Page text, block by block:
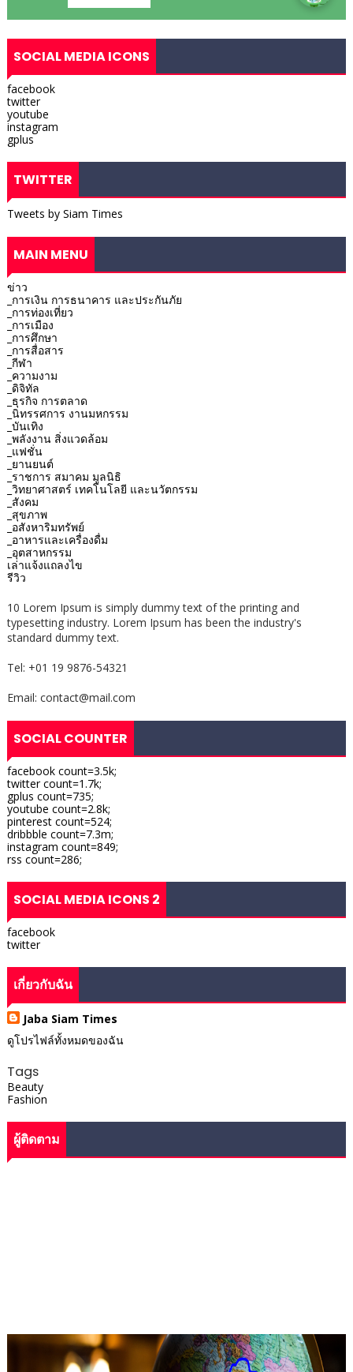
SOCIAL MEDIA ICONS
facebook
twitter
youtube
instagram
gplus
TWITTER
Tweets by Siam Times
MAIN MENU
ข่าว
_การเงิน การธนาคาร และประกันภัย
_การท่องเที่ยว
_การเมือง
_การศึกษา
_การสื่อสาร
_กีฬา
_ความงาม
_ดิจิทัล
_ธุรกิจ การตลาด
_นิทรรศการ งานมหกรรม
_บันเทิง
_พลังงาน สิ่งแวดล้อม
_แฟชั่น
_ยานยนต์
_ราชการ สมาคม มูลนิธิ
_วิทยาศาสตร์ เทคโนโลยี และนวัตกรรม
_สังคม
_สุขภาพ
_อสังหาริมทรัพย์
_อาหารและเครื่องดื่ม
_อุตสาหกรรม
เล่าแจ้งแถลงไข
รีวิว
10 Lorem Ipsum is simply dummy text of the printing and
typesetting industry. Lorem Ipsum has been the industry's
standard dummy text.
Tel: +01 19 9876-54321
Email: contact@mail.com
SOCIAL COUNTER
facebook count=3.5k;
twitter count=1.7k;
gplus count=735;
youtube count=2.8k;
pinterest count=524;
dribbble count=7.3m;
instagram count=849;
rss count=286;
SOCIAL MEDIA ICONS 2
facebook
twitter
เกี่ยวกับฉัน
Jaba Siam Times
ดูโปรไฟล์ทั้งหมดของฉัน
Tags
Beauty
Fashion
ผู้ติดตาม